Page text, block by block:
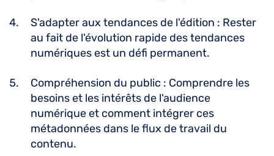
S'adapter aux tendances de l'édition : Rester
au fait de l'évolution rapide des tendances
numériques est un défi permanent.
Compréhension du public : Comprendre les
besoins et les intérêts de l'audience
numérique et comment intégrer ces
métadonnées dans le flux de travail du
contenu.